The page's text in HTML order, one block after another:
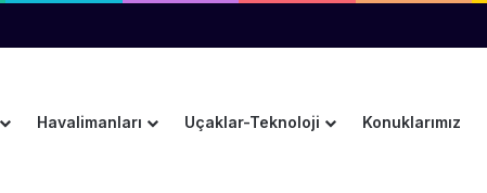
ve Kurumsal İletişim Müdürlüğüne Atandı
Havalimanları Uçaklar-Teknoloji Konuklarımız